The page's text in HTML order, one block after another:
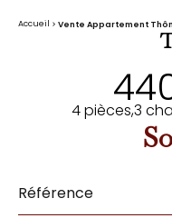
Accueil Vente Appartement
4 pièces,3
Référence